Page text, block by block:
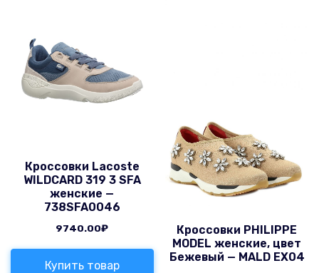
Кроссовки Lacoste
WILDCARD 319 3 SFA
женские —
738SFA0046
9740.00₽
Купить товар
Кроссовки PHILIPPE
MODEL женские, цвет
Бежевый — MALD EX04